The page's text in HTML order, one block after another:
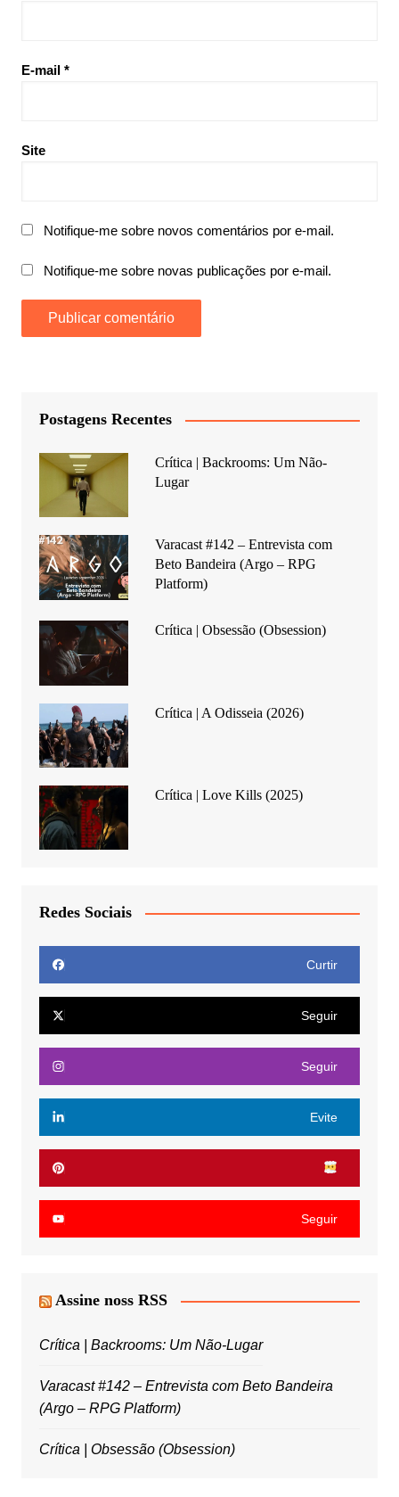
E-mail *
Site
Notifique-me sobre novos comentários por e-mail.
Notifique-me sobre novas publicações por e-mail.
Postagens Recentes
Crítica | Backrooms: Um Não-
Lugar
Varacast #142 – Entrevista com
Beto Bandeira (Argo – RPG
Platform)
Crítica | Obsessão (Obsession)
Crítica | A Odisseia (2026)
Crítica | Love Kills (2025)
Redes Sociais
Curtir
Seguir
Seguir
Evite
Seguir
Assine noss RSS
Crítica | Backrooms: Um Não-Lugar
Varacast #142 – Entrevista com Beto Bandeira
(Argo – RPG Platform)
Crítica | Obsessão (Obsession)